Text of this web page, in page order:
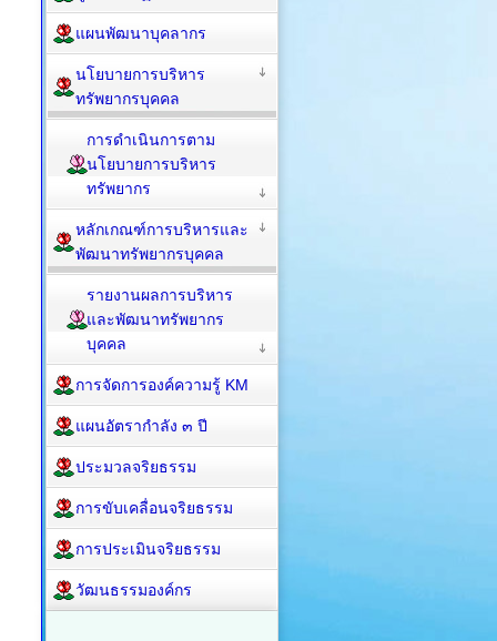
แผนพัฒนาบุคลากร
นโยบายการบริหาร
ทรัพยากรบุคคล
การดำเนินการตาม
นโยบายการบริหาร
ทรัพยากร
หลักเกณฑ์การบริหารและ
พัฒนาทรัพยากรบุคคล
รายงานผลการบริหาร
และพัฒนาทรัพยากร
บุคคล
การจัดการองค์ความรู้ KM
แผนอัตรากำลัง ๓ ปี
ประมวลจริยธรรม
การขับเคลื่อนจริยธรรม
การประเมินจริยธรรม
วัฒนธรรมองค์กร